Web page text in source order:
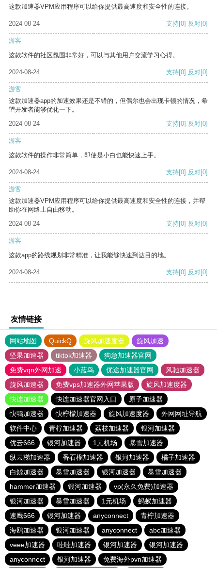
这款加速器VPM应用程序可以给你提供最高速度和安全性的连接。
2024-08-24 支持[0] 反对[0]
游客
这款软件的社区氛围非常好，可以与其他用户交流学习心得。
2024-08-24 支持[0] 反对[0]
游客
这款加速器app的加速效果还是不错的，但偶尔也会出现卡顿的情况，希
望开发者能够优化一下。
2024-08-24
支持[0] 反对[0]
游客
这款软件的操作非常简单，即使是小白也能快速上手。
2024-08-24 支持[0] 反对[0]
游客
这款加速器VPM应用程序可以给你提供最高速度和安全性的连接，并帮
助你在网络上自由移动。
2024-08-24
支持[0] 反对[0]
游客
这款app的路线规划非常精准，让我能够快速到达目的地。
2024-08-24 支持[0] 反对[0]
友情链接
网站地图 QuickQ 旋风加速度器
旋风加速
坚果加速器
tiktok加速器
狗急加速器官网
免费vqn外网加速
小蓝鸟 优途加速器官网
风驰加速器
旋风加速器
免费vps加速器外网苹果版
旋风加速度器
快连加速器
快连加速器官网入口
原子加速器
快鸭加速器
快柠檬加速器 旋风加速度器
外网网址导航
软件中心
青柠加速器 荔枝加速器
银河加速器
优云666
银河加速器 1元机场
暴雪加速器
纵云梯加速器
番石榴加速器 银河加速器
橘子加速器
白鲸加速器
暴雪加速器 银河加速器
暴雪加速器
hammer加速器
银河加速器
vp(永久免费)加速器
银河加速器
暴雪加速器 1元机场
蚂蚁加速器
速鹰666
银河加速器 anyconnect
青柠加速器
海鸥加速器
银河加速器 anyconnect
abc加速器
veee加速器
哇哇加速器 银河加速器
银河加速器
anyconnect
银河加速器 免费海外pvn加速器